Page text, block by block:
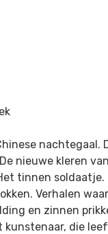
nachtegaal.
nieuwe kleren
tinnen soldaatje.
Verhalen
en zinnen
kunstenaar, die